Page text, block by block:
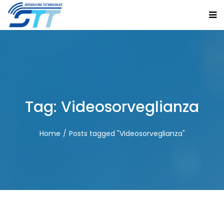
Tag: Videosorveglianza
Home Posts tagged "Videosorveglianza"